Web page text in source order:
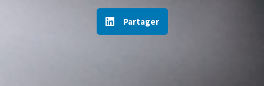
Partager